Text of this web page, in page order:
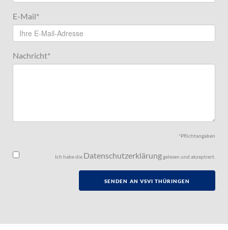
E-Mail*
Nachricht*
*Pflichtangaben
Ich habe die Datenschutzerklärunggelesen und akzeptiert.